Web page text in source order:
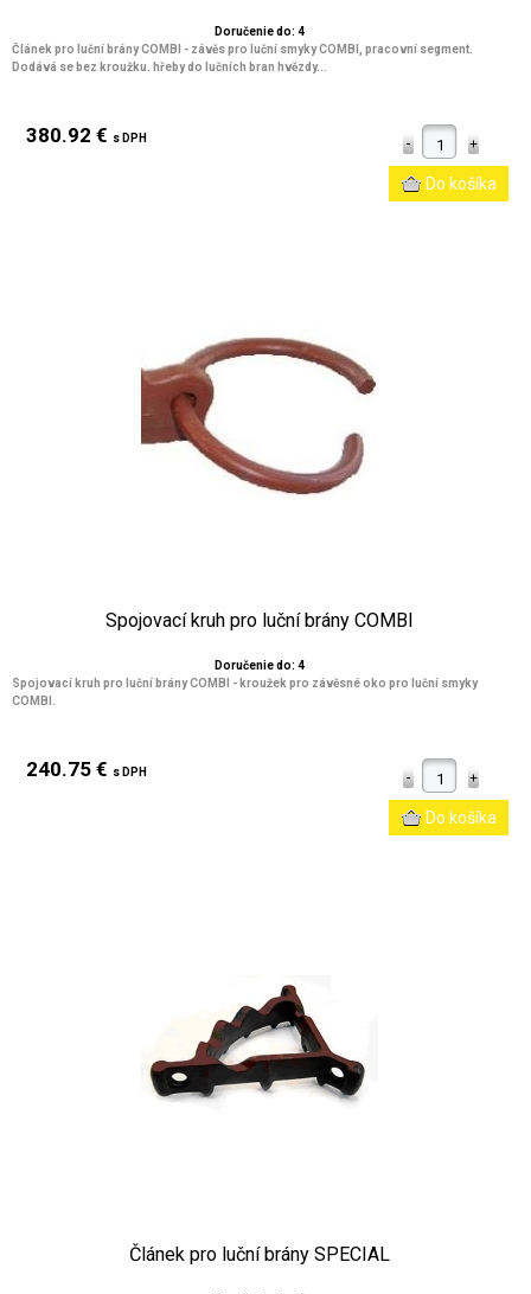
Doručenie do: 4
Článek pro luční brány COMBI - závěs pro luční smyky COMBI, pracovní segment.
Dodává se bez kroužku. hřeby do lučních bran hvězdy...
380.92 € s DPH
Spojovací kruh pro luční brány COMBI
Doručenie do: 4
Spojovací kruh pro luční brány COMBI - kroužek pro závěsné oko pro luční smyky
COMBI.
240.75 € s DPH
Článek pro luční brány SPECIAL